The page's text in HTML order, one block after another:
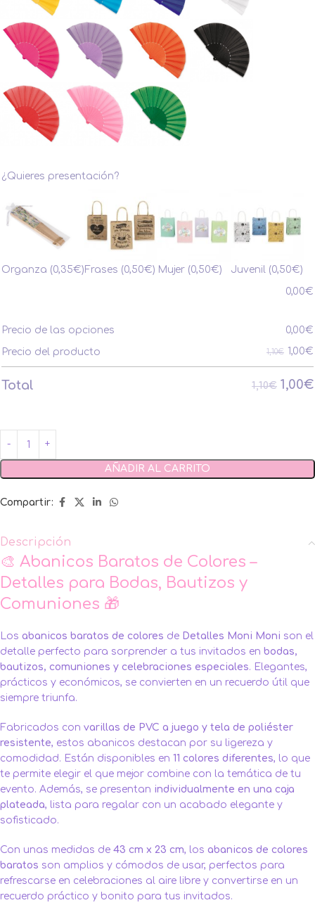
¿Quieres presentación?
Organza (0,35€) Frases (0,50€) Mujer (0,50€) Juvenil (0,50€)
0,00€
Precio de las opciones 0,00€
Precio del producto 1,10€ 1,00€
Total 1,10€ 1,00€
AÑADIR AL CARRITO
Compartir:
Descripción
🎨 Abanicos Baratos de Colores –
Detalles para Bodas, Bautizos y
Comuniones 🎁
Los abanicos baratos de colores de Detalles Moni Moni son el
detalle perfecto para sorprender a tus invitados en bodas,
bautizos, comuniones y celebraciones especiales. Elegantes,
prácticos y económicos, se convierten en un recuerdo útil que
siempre triunfa.
Fabricados con varillas de PVC a juego y tela de poliéster
resistente, estos abanicos destacan por su ligereza y
comodidad. Están disponibles en 11 colores diferentes, lo que
te permite elegir el que mejor combine con la temática de tu
evento. Además, se presentan individualmente en una caja
plateada, lista para regalar con un acabado elegante y
sofisticado.
Con unas medidas de 43 cm x 23 cm, los abanicos de colores
baratos son amplios y cómodos de usar, perfectos para
refrescarse en celebraciones al aire libre y convertirse en un
recuerdo práctico y bonito para tus invitados.